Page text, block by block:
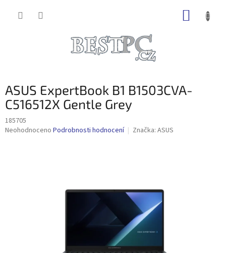
ASUS ExpertBook B1 B1503CVA-
C516512X Gentle Grey
185705
Průměrné
Neohodnoceno Podrobnosti hodnocení Značka: ASUS